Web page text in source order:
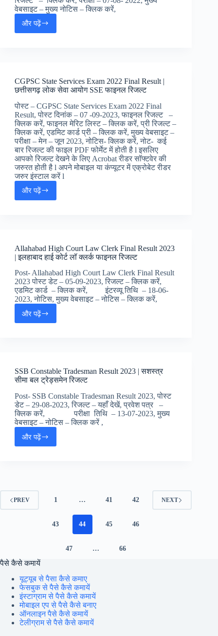
टेक्नीकल
एजुकेशन
रिजल्ट
वेबसाइट – मुख्य नोटिस – क्लिक करें,
और पढ़ेंUPSC
|
संघ
लोक
सेवा
आयोग
CPF
AC
फाइनल
रिजल्ट
CGPSC State Services Exam 2022 Final Result |
छत्तीसगढ़ लोक सेवा आयोग SSE फाइनल रिजल्ट
पोस्ट – CGPSC State Services Exam 2022 Final
Result, पोस्ट दिनांक – 07 -09-2023, फाइनल रिजल्ट –
क्लिक करें, फाइनल मेरिट लिस्ट – क्लिक करें, प्री रिजल्ट –
क्लिक करें, एडमिट कार्ड प्री – क्लिक करें, मुख्य वेबसाइट –
परीक्षा – मेन – जून 2023, नोटिस- क्लिक करें, नोट- कई
बार रिजल्ट की फाइल PDF फोर्मेट में होती है l इसलिए
आपको रिजल्ट देखने के लिए Acrobat रीडर सॉफ्टवेर की
जरुरत होती है l अपने मोबाइल या कंप्यूटर में एक्रोबेट रीडर
जरुर इंस्टाल करें l
और पढ़ेंCGPSC
State
Result
|
छत्तीसगढ़
लोक
सेवा
आयोग
SSE
फाइनल
रिजल्ट
Allahabad High Court Law Clerk Final Result 2023
| इलहाबाद हाई कोर्ट लॉ क्लर्क फाइनल रिजल्ट
Post- Allahabad High Court Law Clerk Final Result
2023 पोस्ट डेट – 05-09-2023, रिजल्ट – क्लिक करें,
एडमिट कार्ड – क्लिक करें, इंटरव्यू तिथि – 18-06-
2023, नोटिस, मुख्य वेबसाइट – नोटिस – क्लिक करें,
और पढ़ेंAllahabad
Result
2023
|
इलहाबाद
हाई
कोर्ट
लॉ
क्लर्क
फाइनल
SSB Constable Tradesman Result 2023 | सशस्त्र
सीमा बल ट्रेड्समेन रिजल्ट
Post- SSB Constable Tradesman Result 2023, पोस्ट
डेट – 29-08-2023, रिजल्ट – यहाँ देखें, प्रवेश पत्र –
क्लिक करें, परीक्षा तिथि – 13-07-2023, मुख्य
वेबसाइट – नोटिस – क्लिक करें ,
और पढ़ेंSSB
सशस्त्र
ट्रेड्समेन
PREV 1 … 41 42
43 44 45 46
47 … 66
NEXT
पैसे कैसे कमायें
यूट्यूब से पैसा कैसे कमाए
फेसबुक से पैसे कैसे कमायें
इंस्टाग्राम से पैसे कैसे कमायें
मोबाइल एप से पैसे कैसे बनाए
ऑनलाइन पैसे कैसे कमायें
टेलीग्राम से पैसे कैसे कमायें